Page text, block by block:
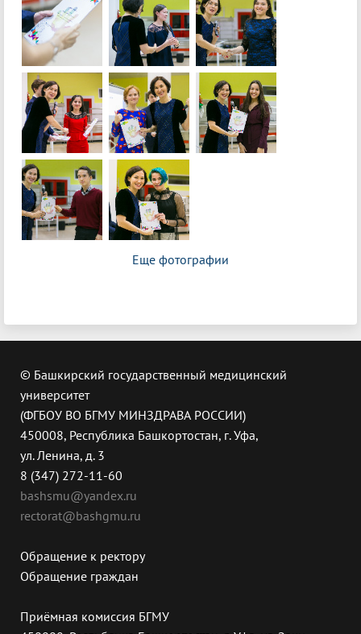
Еще фотографии
© Башкирский государственный медицинский
университет
(ФГБОУ ВО БГМУ МИНЗДРАВА РОССИИ)
450008, Республика Башкортостан, г. Уфа,
ул. Ленина, д. 3
8 (347) 272-11-60
bashsmu@yandex.ru
rectorat@bashgmu.ru
Обращение к ректору
Обращение граждан
Приёмная комиссия БГМУ